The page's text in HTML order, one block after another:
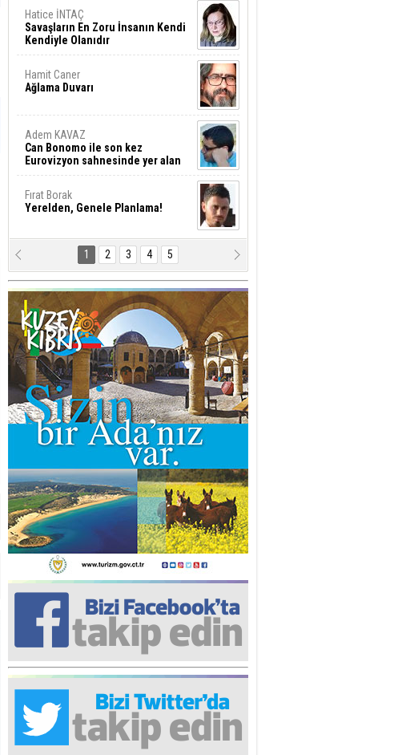
Hatice İNTAÇ
Savaşların En Zoru İnsanın Kendi
Kendiyle Olanıdır
Hamit Caner
Ağlama Duvarı
Adem KAVAZ
Can Bonomo ile son kez
Eurovizyon sahnesinde yer alan
Türkiye 10 yıl aradan sonra
Fırat Borak
Yerelden, Genele Planlama!
Erkut YILMABAŞAR
Bayrak tartışmaları ve ihalesiz
işler!
Arif Alasya
2015 SONRASI VE AKINCI.
Fatma Baysal
SURLAR İÇİ’NDE KOLAYDIR ÖLMEK
Ediz TUNCEL
Göz göre göre…
Taner ULUTAŞ
İnşallah St. Lois ile Hakkaido
Adası gibi olmayız !...
Ali KİŞMİR
FIRSAT VE KORKU
Turgut ÇALICI
İki Lakırdı da benden!
Yrd. Doç. Ercan HOŞKARA
Yatırım Yapmazsan Var Olamazsın:
Hedefteki Kurum Kıb-Tek
Rana Sarro
Başıma gelen skandal olayı
1 2 3 4 5